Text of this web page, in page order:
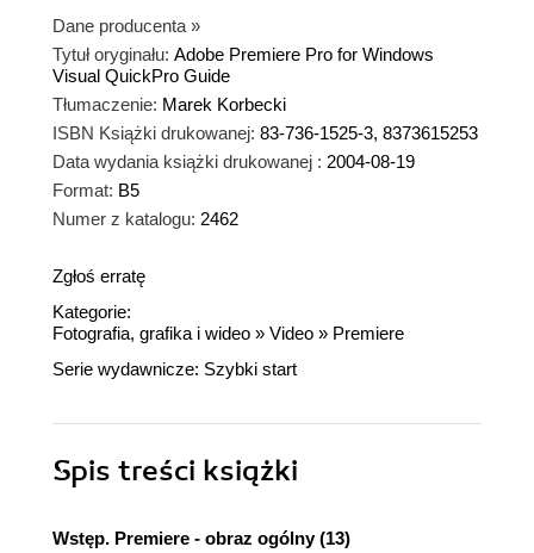
Dane producenta »
Tytuł oryginału: Adobe Premiere Pro for Windows
Visual QuickPro Guide
Tłumaczenie: Marek Korbecki
ISBN Książki drukowanej: 83-736-1525-3, 8373615253
Data wydania książki drukowanej : 2004-08-19
Format: B5
Numer z katalogu: 2462
Zgłoś erratę
Kategorie:
Fotografia, grafika i wideo » Video » Premiere
Serie wydawnicze: Szybki start
Spis treści książki
Wstęp. Premiere - obraz ogólny (13)